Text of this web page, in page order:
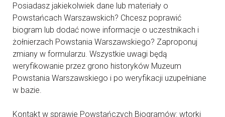
Posiadasz jakiekolwiek dane lub materiały o
Powstańcach Warszawskich? Chcesz poprawić
biogram lub dodać nowe informacje o uczestnikach i
żołnierzach Powstania Warszawskiego? Zaproponuj
zmiany w formularzu. Wszystkie uwagi będą
weryfikowanie przez grono historyków Muzeum
Powstania Warszawskiego i po weryfikacji uzupełniane
w bazie.
Kontakt w sprawie Powstańczych Biogramów: wtorki